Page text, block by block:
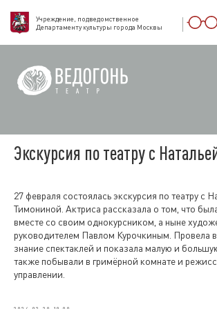
Учреждение, подведомственное
Департаменту культуры города Москвы
Экскурсия по театру с
27 февраля состоялась экскурсия по театру с
Тимониной. Актриса рассказала о том, что
вместе со своим однокурсником, а ныне
руководителем Павлом Курочкиным. Провела
знание спектаклей и показала малую и
также побывали в гримёрной комнате и
управлении.